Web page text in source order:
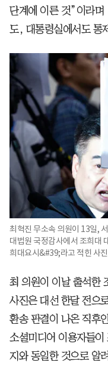
단계에 이른 것”이라며
도, 대통령실에서도 통
최혁진 무소속 의원이 13일,
대법원 국정감사에서 조희대
희대요시&#39;라고 적힌 사
최 의원이 이날 출석한
사진은 대선 한달 전으
환송 판결이 나온 직후
소셜미디어 이용자들이
지와 동일한 것으로 알